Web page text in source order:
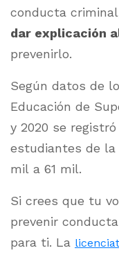
conducta
dar explicación
prevenirlo.
Según datos de
Educación de
y 2020 se
estudiantes de la
mil a 61 mil.
Si crees que tu
prevenir
para ti. La